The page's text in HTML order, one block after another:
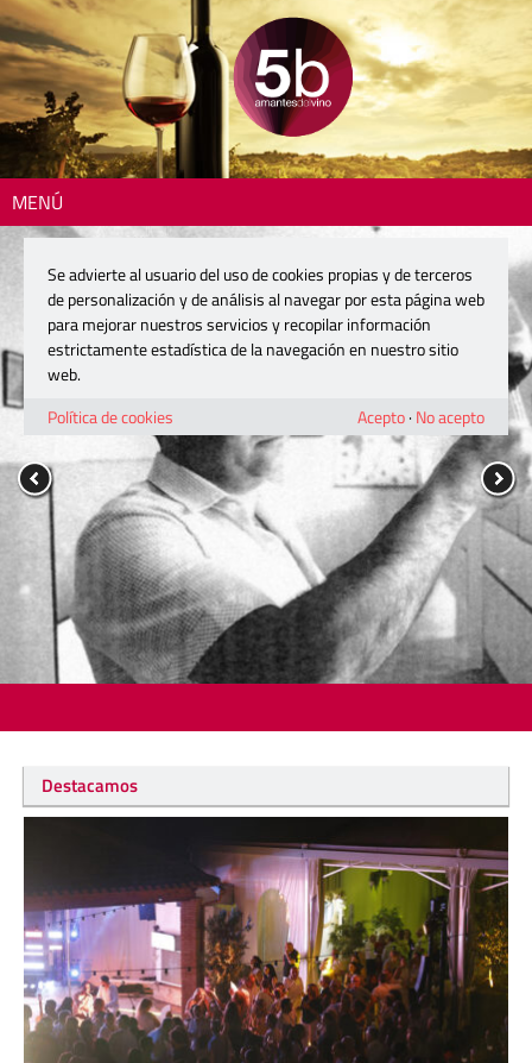
MENÚ
Destacamos
Se advierte al usuario del uso de cookies propias y de terceros
de personalización y de análisis al navegar por esta página web
para mejorar nuestros servicios y recopilar información
estrictamente estadística de la navegación en nuestro sitio
web.
Política de cookies
Acepto· No acepto